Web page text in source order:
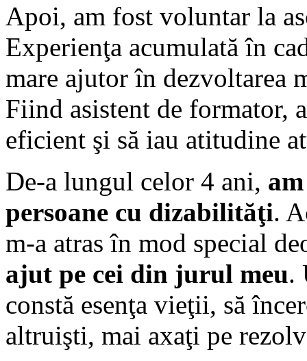
Apoi, am fost voluntar la
Experienţa acumulată în
mare ajutor în dezvoltarea
Fiind asistent de formator,
eficient şi să iau atitudine
De-a lungul celor 4 ani,
persoane cu dizabilităţi.
m-a atras în mod special
ajut pe cei din jurul meu.
constă esenţa vieţii, să
altruişti, mai axaţi pe